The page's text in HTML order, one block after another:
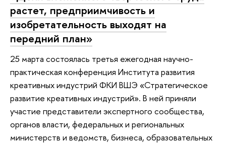
растет, предприимчивость и
изобретательность выходят на
передний план»
25 марта состоялась третья ежегодная научно-
практическая конференция Института развития
креативных индустрий ФКИ ВШЭ «Стратегическое
развитие креативных индустрий». В ней приняли
участие представители экспертного сообщества,
органов власти, федеральных и региональных
министерств и ведомств, бизнеса, образовательных